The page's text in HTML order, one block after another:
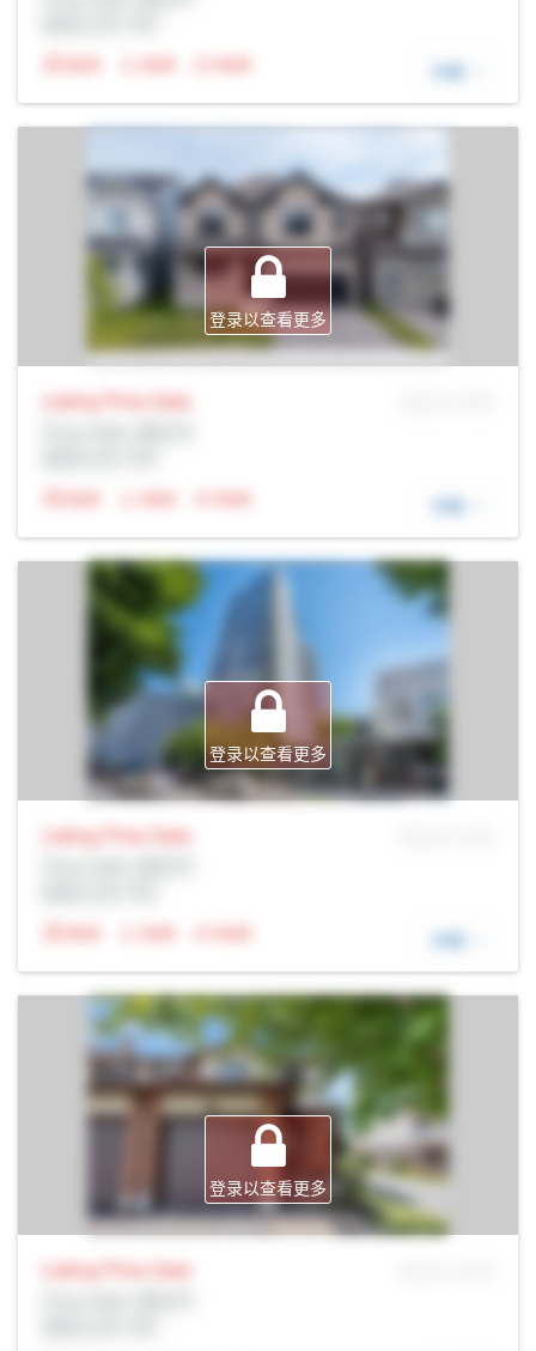
N/A
N/A N/A 详细
登录以查看更多
Listing Price Sale
N/A
N/A N/A 详细
登录以查看更多
Listing Price Sale
N/A
N/A N/A 详细
登录以查看更多
Listing Price Sale